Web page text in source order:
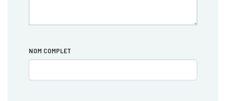
NOM COMPLET